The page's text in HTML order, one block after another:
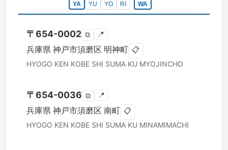
YA
YU YO RI WA
〒654-0002 ⧉ 📍
兵庫県 神戸市須磨区 明神町 📋
HYOGO KEN KOBE SHI SUMA KU MYOJINCHO
〒654-0036 ⧉ 📍
兵庫県 神戸市須磨区 南町 📋
HYOGO KEN KOBE SHI SUMA KU MINAMIMACHI